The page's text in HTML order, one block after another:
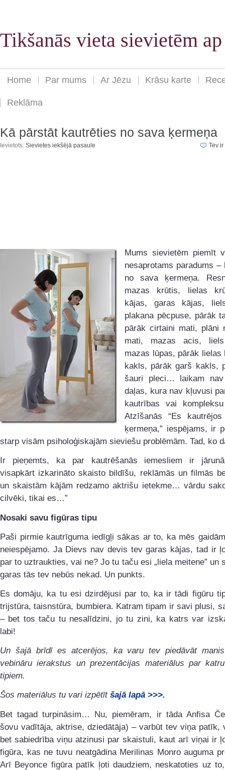
Tikšanās vieta sievietēm
Home Par mums Ar Jēzu Krāsu karte
Reklāma
Kā pārstāt kautrēties no sava ķermeņa
Ievietots: Sievietes iekšējā pasaule Tev ir
Mums sievietēm piemīt
nesaprotams paradums –
no sava ķermeņa.
mazas krūtis, lielas
kājas, garas kājas,
plakana pēcpuse, pārāk
pārāk cirtaini mati, plāni
mati, mazas acis,
mazas lūpas, pārāk lielas
kakls, pārāk garš kakls,
šauri pleci… laikam nav
daļas, kura nav kļuvusi
kautrības vai
Atzīšanās “Es
ķermeņa,” iespējams, ir
starp visām psiholoģiskajām sieviešu problēmām. Tad, ko
Ir pieņemts, ka par kautrēšanās iemesliem ir
visapkārt izkarināto skaisto bildīšu, reklāmās un filmās
un skaistām kājām redzamo aktrišu ietekme… vārdu
cilvēki, tikai es…”
Nosaki savu figūras tipu
Paši pirmie kautrīguma iedīgļi sākas ar to, ka mēs
neiespējamo. Ja Dievs nav devis tev garas kājas, tad ir
par to uztraukties, vai ne? Jo tu taču esi „liela meitene” un
garas tās tev nebūs nekad. Un punkts.
Es domāju, ka tu esi dzirdējusi par to, ka ir tādi figūru
trijstūra, taisnstūra, bumbiera. Katram tipam ir savi plusi,
– bet tos taču tu nesalīdzini, jo tu zini, ka katrs var
labi!
Un šajā brīdī es atcerējos, ka varu tev piedāvāt
vebināru ierakstus un prezentācijas materiālus par
tipiem.
Šos materiālus tu vari izpētīt šajā lapā >>>.
Bet tagad turpināsim… Nu, piemēram, ir tāda Anfisa
šovu vadītāja, aktrise, dziedātāja) – varbūt tev viņa patīk,
bet sabiedrība viņu atzinusi par skaistuli, kaut arī viņai ir
figūra, kas ne tuvu neatgādina Merilinas Monro auguma
Arī Beyonce figūra patīk ļoti daudziem, neskatoties uz